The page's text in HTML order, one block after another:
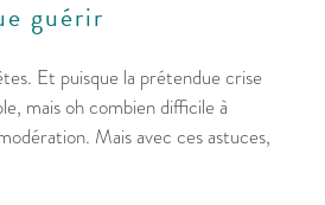
guérir
Et puisque la prétendue crise
mais oh combien difficile à
Mais avec ces astuces,